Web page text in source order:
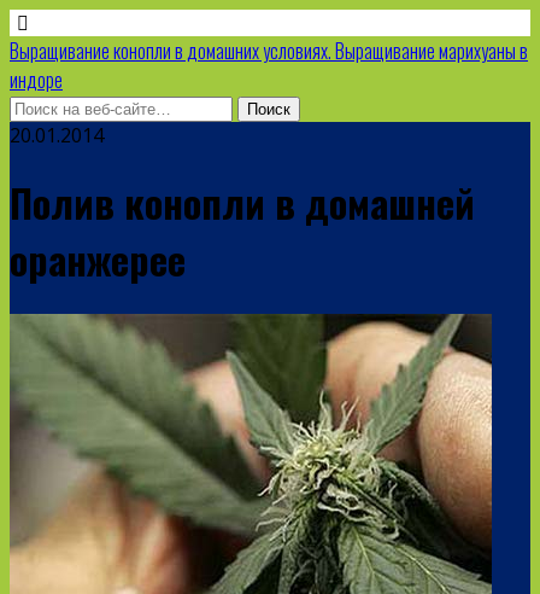
Выращивание конопли в домашних условиях. Выращивание марихуаны в
индоре
20.01.2014
Полив конопли в домашней
оранжерее